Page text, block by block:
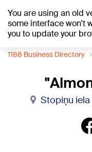
You are using an old
some interface won't
you to update your
+20°C
1188 Business Directory
Stopiņu iela